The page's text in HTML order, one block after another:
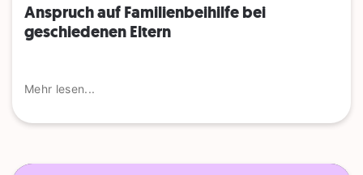
Anspruch auf Familienbeihilfe bei
geschiedenen Eltern
Mehr lesen...